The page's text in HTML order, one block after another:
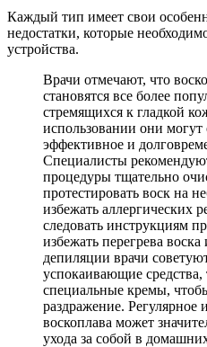
Каждый тип имеет свои
недостатки, которые
устройства.
Врачи отмечают, что
становятся все более
стремящихся к гладкой
использовании они могут
эффективное и
Специалисты
процедуры тщательно
протестировать воск на
избежать аллергических
следовать инструкциям
избежать перегрева
депиляции врачи
успокаивающие средства,
специальные кремы,
раздражение. Регулярное
воскоплава может
ухода за собой в